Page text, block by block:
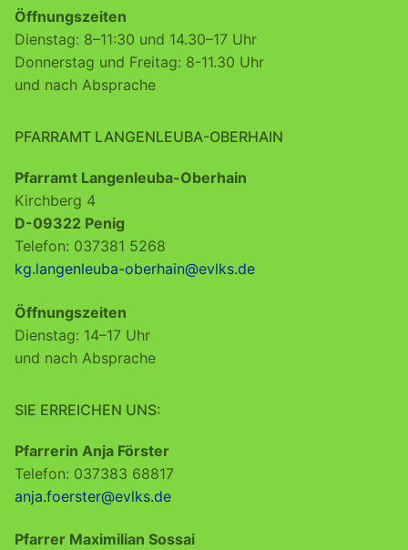
Öffnungszeiten
Dienstag: 8–11:30 und 14.30–17 Uhr
Donnerstag und Freitag: 8-11.30 Uhr
und nach Absprache
PFARRAMT LANGENLEUBA-OBERHAIN
Pfarramt Langenleuba-Oberhain
Kirchberg 4
D-09322 Penig
Telefon: 037381 5268
kg.langenleuba-oberhain@evlks.de
Öffnungszeiten
Dienstag: 14–17 Uhr
und nach Absprache
SIE ERREICHEN UNS:
Pfarrerin Anja Förster
Telefon: 037383 68817
anja.foerster@evlks.de
Pfarrer Maximilian Sossai